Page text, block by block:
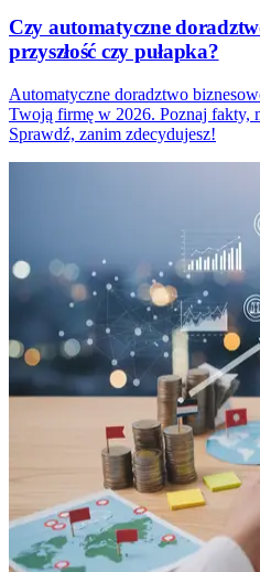
Czy automatyczne
przyszłość czy pułapka?
Automatyczne doradztwo
Twoją firmę w 2026. Poznaj fakty,
Sprawdź, zanim zdecydujesz!